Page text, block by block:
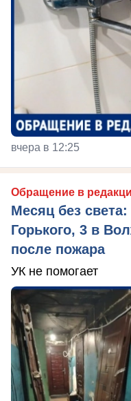
вчера в 12:25
Обращение в
Месяц без
Горького, 3 в
после пожара
УК не помогает